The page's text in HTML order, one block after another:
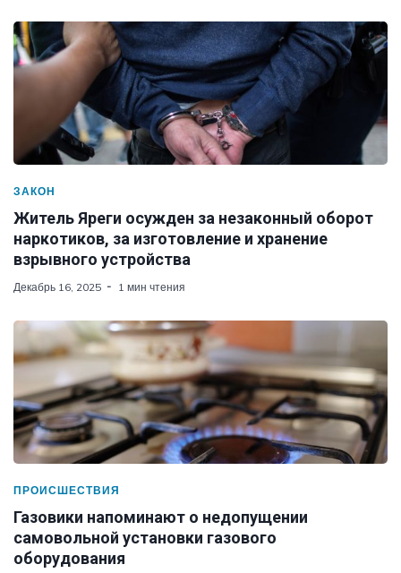
ЗАКОН
Житель Яреги осужден за незаконный оборот
наркотиков, за изготовление и хранение
взрывного устройства
Декабрь 16, 2025 1 мин чтения
ПРОИСШЕСТВИЯ
Газовики напоминают о недопущении
самовольной установки газового
оборудования